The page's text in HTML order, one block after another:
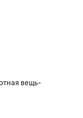
вещь-